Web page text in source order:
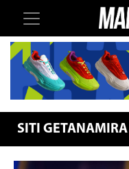
SITI GETANAMIRA